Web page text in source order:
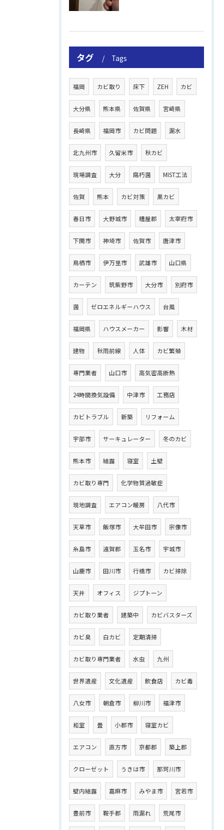
タグ Tags
福岡 カビ取り 床下 ZEH カビ
大分県 熊本県 佐賀県 宮崎県
長崎県 福岡市 カビ問題 漏水
北九州市 久留米市 秋カビ
現場調査 大分 腐朽菌 MIST工法
佐賀 熊本 カビ対策 黒カビ
春日市 大野城市 糟屋郡 太宰府市
下関市 神埼市 佐賀市 唐津市
鳥栖市 伊万里市 武雄市 山口県
カーテン 筑紫野市 大分市 別府市
菌 ゼロエネルギーハウス 台風
福岡県 ハウスメーカー 影響 木材
建物 秋雨前線 人体 カビ繁殖
専門業者 山口市 高気密高断熱
24時間換気設備 中津市 工務店
カビトラブル 新築 リフォーム
宇部市 サーキュレーター 冬のカビ
熊本市 結露 寝室 土壁
カビ取り専門 化学物質過敏症
現地調査 エアコン暖房 八代市
天草市 飯塚市 大牟田市 宗像市
糸島市 遠賀郡 玉名市 宇城市
山鹿市 田川市 行橋市 カビ掃除
天井 オフィス ジプトーン
カビ取り業者 建築中 カビバスターズ
カビ臭 白カビ 定期清掃
カビ取り専門業者 水虫 九州
世界遺産 文化遺産 飲食店 カビ毒
八女市 朝倉市 柳川市 福津市
和室 畳 小郡市 寝室カビ
エアコン 直方市 京都郡 築上郡
クローゼット うきは市 那珂川市
壁内結露 嘉麻市 みやま市 宮若市
豊前市 鞍手郡 雨漏れ 荒尾市